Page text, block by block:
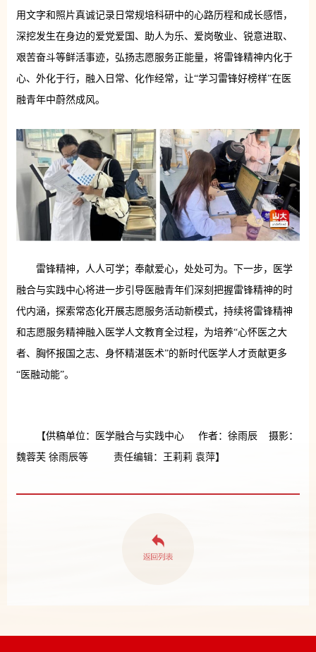
用文字和照片真诚记录日常规培科研中的心路历程和成长感悟，
深挖发生在身边的爱党爱国、助人为乐、爱岗敬业、锐意进取、
艰苦奋斗等鲜活事迹，弘扬志愿服务正能量，将雷锋精神内化于
心、外化于行，融入日常、化作经常，让“学习雷锋好榜样”在医
融青年中蔚然成风。
雷锋精神，人人可学；奉献爱心，处处可为。下一步，医学
融合与实践中心将进一步引导医融青年们深刻把握雷锋精神的时
代内涵，探索常态化开展志愿服务活动新模式，持续将雷锋精神
和志愿服务精神融入医学人文教育全过程，为培养“心怀医之大
者、胸怀报国之志、身怀精湛医术”的新时代医学人才贡献更多
“医融动能”。
【供稿单位：医学融合与实践中心 作者：徐雨辰 摄影：
魏蓉芙 徐雨辰等 责任编辑：王莉莉 袁萍】